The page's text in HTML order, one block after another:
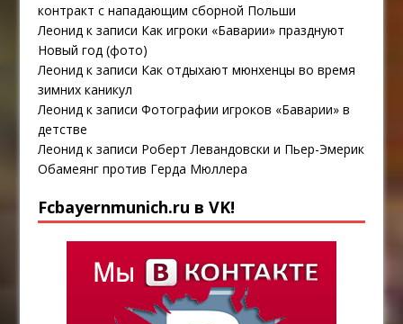
контракт с нападающим сборной Польши
Леонид к записи Как игроки «Баварии» празднуют
Новый год (фото)
Леонид к записи Как отдыхают мюнхенцы во время
зимних каникул
Леонид к записиФотографии игроков «Баварии» в
детстве
Леонид к записи Роберт Левандовски и Пьер-Эмерик
Обамеянг против Герда Мюллера
Fcbayernmunich.ru в VK!